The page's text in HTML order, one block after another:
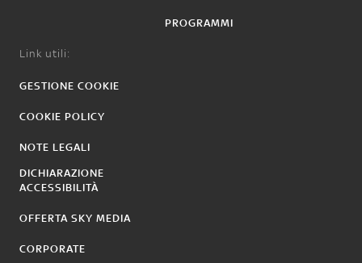
PROGRAMMI
Link utili:
GESTIONE COOKIE
COOKIE POLICY
NOTE LEGALI
DICHIARAZIONE
ACCESSIBILITÀ
OFFERTA SKY MEDIA
CORPORATE